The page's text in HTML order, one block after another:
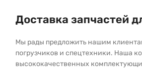
Доставка запчастей
Мы рады предложить нашим
погрузчиков и спецтехники. Наша
высококачественных